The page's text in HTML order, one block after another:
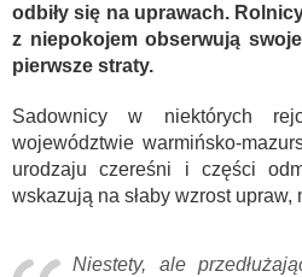
odbiły się na uprawach.
z niepokojem obserwują
pierwsze straty.
Sadownicy w niektórych
województwie warmińsko-
urodzaju czereśni i części
wskazują na słaby wzrost
Niestety, ale